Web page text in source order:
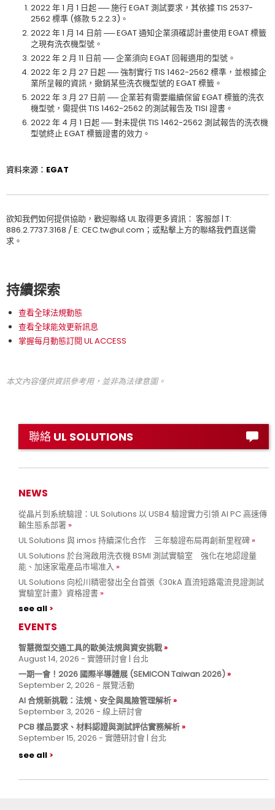
2022 年 1 月 1 日起 ── 施行 EGAT 測試要求，其依據 TIS 2537-
2562 標準 (條款 5.2.2.3)。
2022 年 1 月 14 日前 ── EGAT 通知企業須確認計畫使用 EGAT 標籤
之現有洗衣機型號。
2022 年 2 月 11 日前 ── 企業須向 EGAT 回報適用的型號。
2022 年 2 月 27 日起 ── 強制實行 TIS 1462-2562 標準，並根據企
業所呈報的資訊，撤銷某些洗衣機型號的 EGAT 標籤。
2022 年 3 月 27 日前 ── 企業若有需要繼續保留 EGAT 標籤的洗衣
機型號，需提供 TIS 1462-2562 的測試報告及 TISI 證書。
2022 年 4 月 1 日起 ── 對未提供 TIS 1462-2562 測試報告的洗衣機
型號終止 EGAT 標籤證書的效力。
資料來源：EGAT
欲知我們如何提供協助，歡迎聯絡 UL 取得更多資訊： 客服部 | T:
886.2.7737.3168 / E: CEC.tw@ul.com；或點擊上方的聯絡我們直送需
求。
持續探索
查看全球法規動態
查看全球能效更新訊息
掌握每月動態訂閱 UL ACCESS
本文內容僅供資訊參考用，並非為法律意圖。
聯絡 UL SOLUTIONS
NEWS
從晶片到系統驗證：UL Solutions 以 USB4 驗證實力引領 AI PC 高速傳
輸生態系部署
UL Solutions 與 imos 持續深化合作 三年驗證布局再創新里程碑
UL Solutions 於台灣啟用洗衣機 BSMI 測試實驗室 強化在地認證量
能、加速家電產品市場准入
UL Solutions 向松川精密發出全台首張《30kA 直流短路電流見證測試
實驗室計畫》資格證書
see all
EVENTS
智慧微型交通工具的歐美法規與資安挑戰
August 14, 2026 - 實體研討會 | 台北
一期一會！2026 國際半導體展 (SEMICON Taiwan 2026)
September 2, 2026 - 展覽活動
AI 合規新挑戰：法規、安全與風險管理解析
September 3, 2026 - 線上研討會
PCB 樣品要求、材料認證與測試評估實務解析
September 15, 2026 - 實體研討會 | 台北
see all